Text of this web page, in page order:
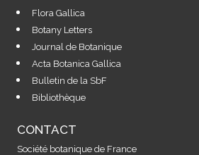
Flora Gallica
Botany Letters
Journal de Botanique
Acta Botanica Gallica
Bulletin de la SbF
Bibliothèque
CONTACT
Société botanique de France